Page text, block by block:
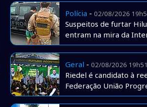
Polícia - 02/08/2026
Suspeitos de furtar
entram na mira da
Geral - 02/08/2026
Riedel é candidato à
Federação União